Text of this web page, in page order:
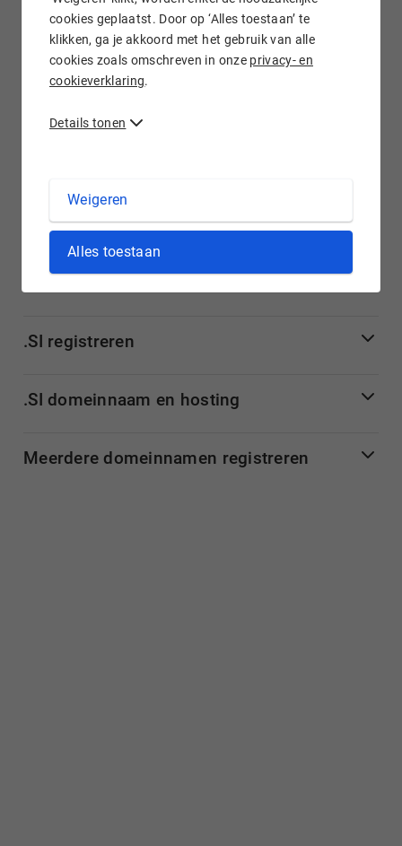
cookies geplaatst. Door op ‘Alles toestaan’ te
klikken, ga je akkoord met het gebruik van alle
cookies zoals omschreven in onze privacy- en
cookieverklaring.
Details tonen
Weigeren
Alles toestaan
.SI domein registreren bij Hostnet
domeinnamenregistreer je natuurlijk ook bij Hostnet. Wij
aantrekkelijke prijzen. Check eerst of de .si domeinnaam die
Meer informatie over .si domeinnamen
.SI registreren
.SI domeinnaam en hosting
Meerdere domeinnamen registreren